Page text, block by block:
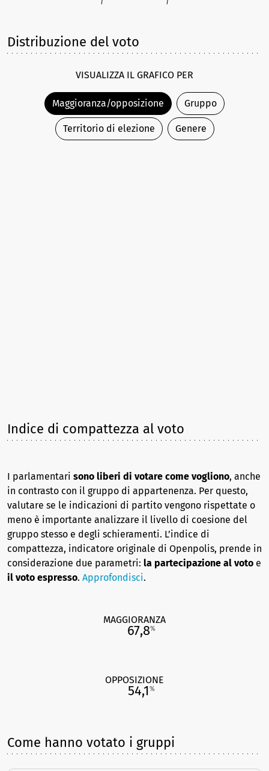
Distribuzione del voto
VISUALIZZA IL GRAFICO PER
Maggioranza/opposizione Gruppo
Territorio di elezione Genere
Indice di compattezza al voto
I parlamentari sono liberi di votare come vogliono, anche
in contrasto con il gruppo di appartenenza. Per questo,
valutare se le indicazioni di partito vengono rispettate o
meno è importante analizzare il livello di coesione del
gruppo stesso e degli schieramenti. L’indice di
compattezza, indicatore originale di Openpolis, prende in
considerazione due parametri: la partecipazione al voto e
il voto espresso. Approfondisci.
MAGGIORANZA
67,8%
OPPOSIZIONE
54,1%
Come hanno votato i gruppi